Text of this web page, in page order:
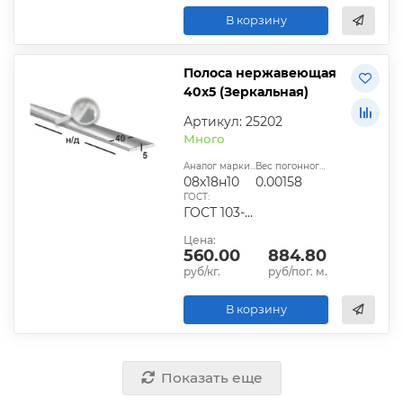
В корзину
Полоса нержавеющая
40х5 (Зеркальная)
Артикул: 25202
Много
Аналог марки стали:
08х18н10
Вес погонного метра, т.:
0.00158
ГОСТ:
ГОСТ 103-2006
Цена:
560.00
руб/кг.
884.80
руб/пог. м.
В корзину
Показать еще